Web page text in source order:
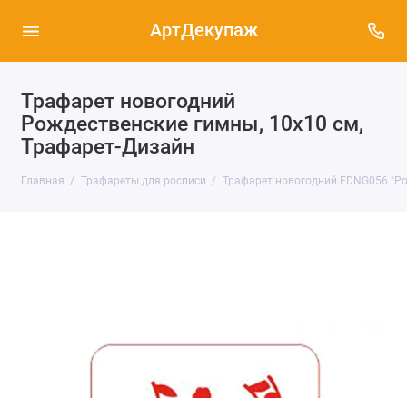
АртДекупаж
Трафарет новогодний
Рождественские гимны, 10х10 см,
Трафарет-Дизайн
Главная Трафареты для росписи Трафарет новогодний EDNG056